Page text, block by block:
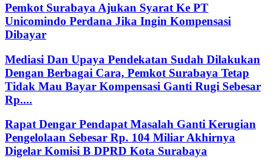
Pemkot Surabaya Ajukan Syarat Ke PT
Unicomindo Perdana Jika Ingin Kompensasi
Dibayar
Mediasi Dan Upaya Pendekatan Sudah Dilakukan
Dengan Berbagai Cara, Pemkot Surabaya Tetap
Tidak Mau Bayar Kompensasi Ganti Rugi Sebesar
Rp....
Rapat Dengar Pendapat Masalah Ganti Kerugian
Pengelolaan Sebesar Rp. 104 Miliar Akhirnya
Digelar Komisi B DPRD Kota Surabaya